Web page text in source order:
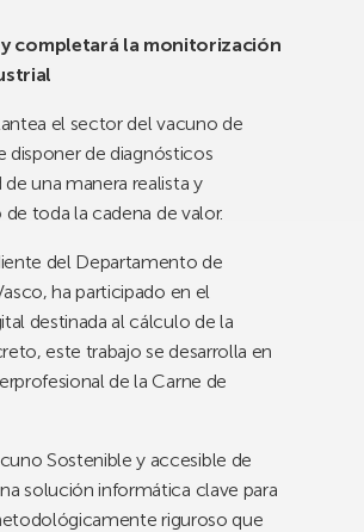
completará la monitorización
el sector del vacuno de
disponer de diagnósticos
una manera realista y
toda la cadena de valor.
del Departamento de
ha participado en el
destinada al cálculo de la
este trabajo se desarrolla en
de la Carne de
Sostenible y accesible de
solución informática clave para
riguroso que